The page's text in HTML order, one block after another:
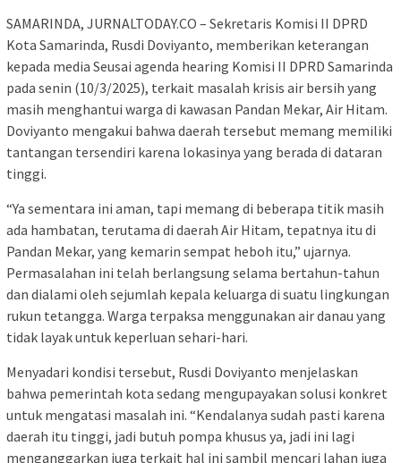
SAMARINDA, JURNALTODAY.CO – Sekretaris Komisi II DPRD
Kota Samarinda, Rusdi Doviyanto, memberikan keterangan
kepada media Seusai agenda hearing Komisi II DPRD Samarinda
pada senin (10/3/2025), terkait masalah krisis air bersih yang
masih menghantui warga di kawasan Pandan Mekar, Air Hitam.
Doviyanto mengakui bahwa daerah tersebut memang memiliki
tantangan tersendiri karena lokasinya yang berada di dataran
tinggi.
“Ya sementara ini aman, tapi memang di beberapa titik masih
ada hambatan, terutama di daerah Air Hitam, tepatnya itu di
Pandan Mekar, yang kemarin sempat heboh itu,” ujarnya.
Permasalahan ini telah berlangsung selama bertahun-tahun
dan dialami oleh sejumlah kepala keluarga di suatu lingkungan
rukun tetangga. Warga terpaksa menggunakan air danau yang
tidak layak untuk keperluan sehari-hari.
Menyadari kondisi tersebut, Rusdi Doviyanto menjelaskan
bahwa pemerintah kota sedang mengupayakan solusi konkret
untuk mengatasi masalah ini. “Kendalanya sudah pasti karena
daerah itu tinggi, jadi butuh pompa khusus ya, jadi ini lagi
menganggarkan juga terkait hal ini sambil mencari lahan juga